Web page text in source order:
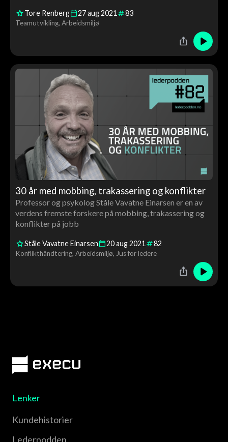
Tore Renberg 27aug2021 83
Teamutvikling Arbeidsmiljø
30 år med mobbing, trakassering og konflikter
Professor og psykolog Ståle Vavatne Einarsen er en av
verdens fremste forskere på mobbing, trakassering og
konflikter på jobb
Ståle Vavatne Einarsen 20aug2021 82
Konflikthåndtering Arbeidsmiljø Jus for ledere
Lenker
Kundehistorier
Lederpodden